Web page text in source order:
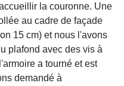
la couronne. Une
au cadre de façade
15 cm) et nous l'avons
plafond avec des vis à
a tourné et est
demandé à